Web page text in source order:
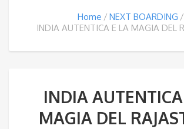
Home
NEXT BOARDING
INDIA AUTENTICA E LA MAGIA DEL
INDIA
MAGIA DEL